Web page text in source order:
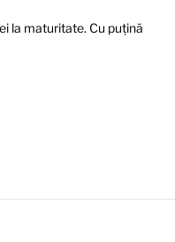
la maturitate. Cu puțină